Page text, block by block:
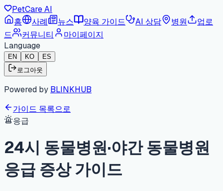
PetCare AI
홈
사례 뉴스 양육 가이드 AI 상담 병원
업로
드
커뮤니티
마이페이지
Language
EN KO
ES
로그아웃
Powered by BLINKHUB
가이드 목록으로
응급
24시 동물병원·야간 동물병원
응급 증상 가이드